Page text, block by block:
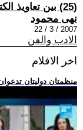
(25) بين تعاويذ الكتابة وقاموس الأرقام
نهى محمود
2007 / 3 / 22
الادب والفن
اخر الافلام
.. منظمتان دوليتان